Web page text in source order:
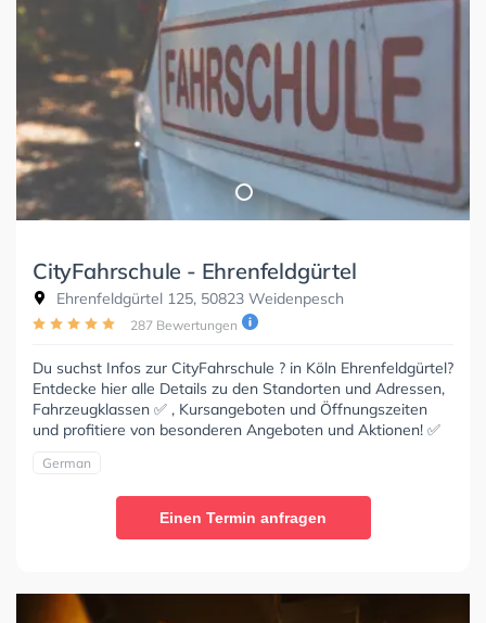
CityFahrschule - Ehrenfeldgürtel
Ehrenfeldgürtel 125, 50823 Weidenpesch
287 Bewertungen
Du suchst Infos zur CityFahrschule ? in Köln Ehrenfeldgürtel?
Entdecke hier alle Details zu den Standorten und Adressen,
Fahrzeugklassen ✅ , Kursangeboten und Öffnungszeiten
und profitiere von besonderen Angeboten und Aktionen! ✅
German
Einen Termin anfragen